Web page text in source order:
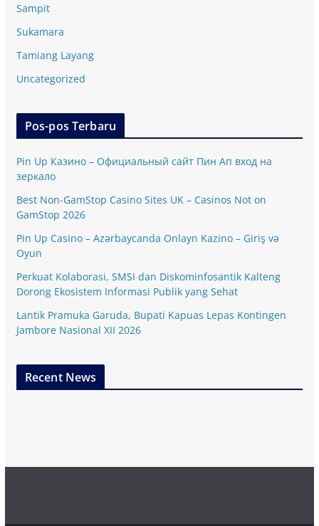
Sampit
Sukamara
Tamiang Layang
Uncategorized
Pos-pos Terbaru
Pin Up Казино – Официальный сайт Пин Ап вход на
зеркало
Best Non-GamStop Casino Sites UK – Casinos Not on
GamStop 2026
Pin Up Casino – Azərbaycanda Onlayn Kazino – Giriş və
Oyun
Perkuat Kolaborasi, SMSI dan Diskominfosantik Kalteng
Dorong Ekosistem Informasi Publik yang Sehat
Lantik Pramuka Garuda, Bupati Kapuas Lepas Kontingen
Jambore Nasional XII 2026
Recent News